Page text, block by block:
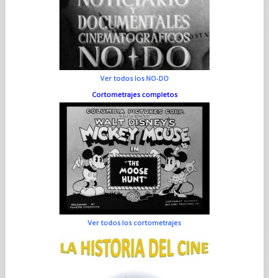
Ver todos los NO-DO
Cortometrajes completos
Ver todos los cortometrajes